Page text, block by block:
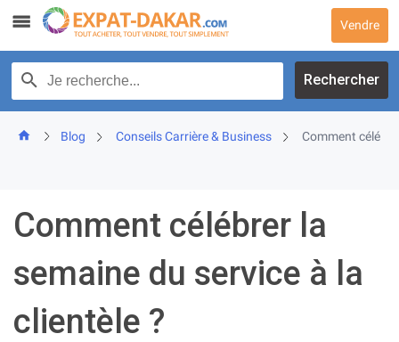
content
Vendre
Recherche par texte
Rechercher
Blog Conseils Carrière & Business Comment
Comment célébrer la
semaine du service à la
clientèle ?